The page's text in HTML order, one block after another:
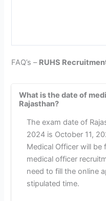
FAQ’s – RUHS
What is the date of
Rajasthan?
The exam date of
2024 is October 11,
Medical Officer will be
medical officer
need to fill the online
stipulated time.